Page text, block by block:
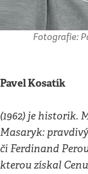
Fotografie:
Pavel Kosatík
(1962) je historik.
Masaryk:
či Ferdinand
kterou získal